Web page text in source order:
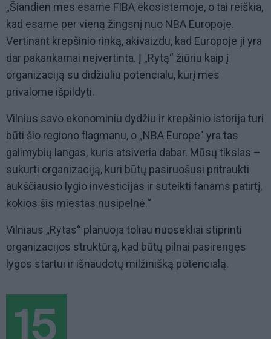
„Šiandien mes esame FIBA ekosistemoje, o tai reiškia,
kad esame per vieną žingsnį nuo NBA Europoje.
Vertinant krepšinio rinką, akivaizdu, kad Europoje ji yra
dar pakankamai neįvertinta. Į „Rytą“ žiūriu kaip į
organizaciją su didžiuliu potencialu, kurį mes
privalome išpildyti.
Vilnius savo ekonominiu dydžiu ir krepšinio istorija turi
būti šio regiono flagmanu, o „NBA Europe" yra tas
galimybių langas, kuris atsiveria dabar. Mūsų tikslas –
sukurti organizaciją, kuri būtų pasiruošusi pritraukti
aukščiausio lygio investicijas ir suteikti fanams patirtį,
kokios šis miestas nusipelnė.“
Vilniaus „Rytas“ planuoja toliau nuosekliai stiprinti
organizacijos struktūrą, kad būtų pilnai pasirengęs
lygos startui ir išnaudotų milžinišką potencialą.